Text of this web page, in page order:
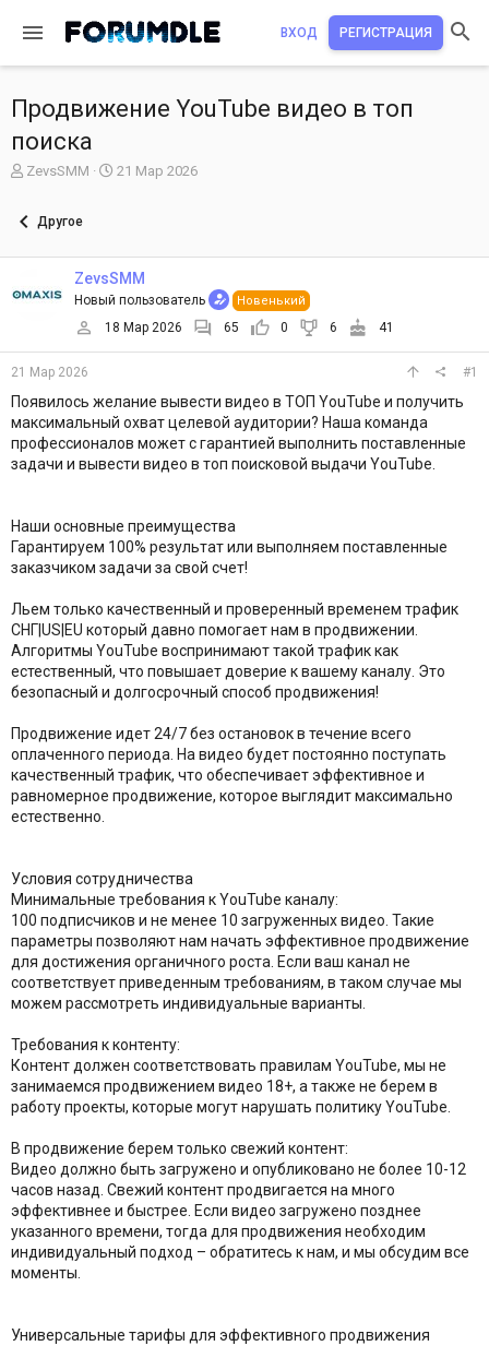
ВХОД РЕГИСТРАЦИЯ
Продвижение YouTube видео в топ
поиска
А
о
е
ZevsSMM
Д
а
ч
а
л
21 Мар 2026
Другое
ZevsSMM
Новый пользователь Новенький
18 Мар 2026 65 0 6 41
21 Мар 2026 #1
Появилось желание вывести видео в ТОП YouTube и получить
максимальный охват целевой аудитории? Наша команда
профессионалов может с гарантией выполнить поставленные
задачи и вывести видео в топ поисковой выдачи YouTube.
Наши основные преимущества
Гарантируем 100% результат или выполняем поставленные
заказчиком задачи за свой счет!
Льем только качественный и проверенный временем трафик
СНГ|US|EU который давно помогает нам в продвижении.
Алгоритмы YouTube воспринимают такой трафик как
естественный, что повышает доверие к вашему каналу. Это
безопасный и долгосрочный способ продвижения!
Продвижение идет 24/7 без остановок в течение всего
оплаченного периода. На видео будет постоянно поступать
качественный трафик, что обеспечивает эффективное и
равномерное продвижение, которое выглядит максимально
естественно.
Условия сотрудничества
Минимальные требования к YouTube каналу:
100 подписчиков и не менее 10 загруженных видео. Такие
параметры позволяют нам начать эффективное продвижение
для достижения органичного роста. Если ваш канал не
соответствует приведенным требованиям, в таком случае мы
можем рассмотреть индивидуальные варианты.
Требования к контенту:
Контент должен соответствовать правилам YouTube, мы не
занимаемся продвижением видео 18+, а также не берем в
работу проекты, которые могут нарушать политику YouTube.
В продвижение берем только свежий контент:
Видео должно быть загружено и опубликовано не более 10-12
часов назад. Свежий контент продвигается на много
эффективнее и быстрее. Если видео загружено позднее
указанного времени, тогда для продвижения необходим
индивидуальный подход – обратитесь к нам, и мы обсудим все
моменты.
Универсальные тарифы для эффективного продвижения